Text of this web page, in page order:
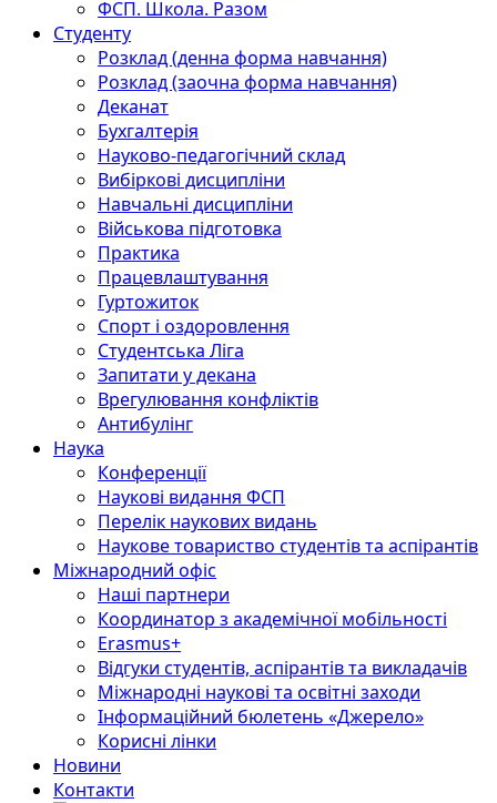
ФСП. Школа. Разом
Студенту
Розклад (денна форма навчання)
Розклад (заочна форма навчання)
Деканат
Бухгалтерія
Науково-педагогічний склад
Вибіркові дисципліни
Навчальні дисципліни
Військова підготовка
Практика
Працевлаштування
Гуртожиток
Спорт і оздоровлення
Студентська Ліга
Запитати у декана
Врегулювання конфліктів
Антибулінг
Наука
Конференції
Наукові видання ФСП
Перелік наукових видань
Наукове товариство студентів та аспірантів
Міжнародний офіс
Наші партнери
Координатор з академічної мобільності
Erasmus+
Відгуки студентів, аспірантів та викладачів
Міжнародні наукові та освітні заходи
Інформаційний бюлетень «Джерело»
Корисні лінки
Новини
Контакти